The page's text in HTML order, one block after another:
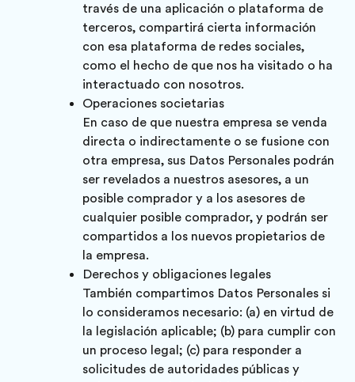
través de una aplicación o plataforma de
terceros, compartirá cierta información
con esa plataforma de redes sociales,
como el hecho de que nos ha visitado o ha
interactuado con nosotros.
Operaciones societarias
En caso de que nuestra empresa se venda
directa o indirectamente o se fusione con
otra empresa, sus Datos Personales podrán
ser revelados a nuestros asesores, a un
posible comprador y a los asesores de
cualquier posible comprador, y podrán ser
compartidos a los nuevos propietarios de
la empresa.
Derechos y obligaciones legales
También compartimos Datos Personales si
lo consideramos necesario: (a) en virtud de
la legislación aplicable; (b) para cumplir con
un proceso legal; (c) para responder a
solicitudes de autoridades públicas y